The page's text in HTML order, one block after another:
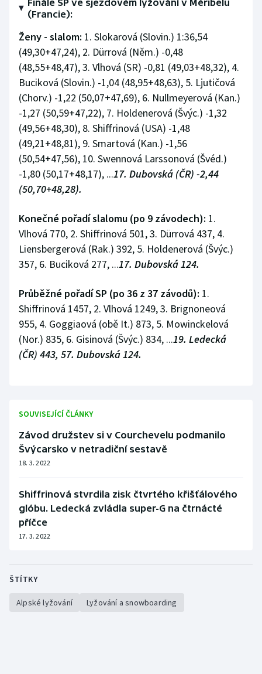
Stolní tenis
Triatlon
Veslování
Vodní slalom
Volejbal
Ostatní
Finále SP ve sjezdovém lyžování v Méribelu
(Francie):
Ženy - slalom: 1. Slokarová (Slovin.) 1:36,54
(49,30+47,24), 2. Dürrová (Něm.) -0,48
(48,55+48,47), 3. Vlhová (SR) -0,81 (49,03+48,32), 4.
Buciková (Slovin.) -1,04 (48,95+48,63), 5. Ljutičová
(Chorv.) -1,22 (50,07+47,69), 6. Nullmeyerová (Kan.)
-1,27 (50,59+47,22), 7. Holdenerová (Švýc.) -1,32
(49,56+48,30), 8. Shiffrinová (USA) -1,48
(49,21+48,81), 9. Smartová (Kan.) -1,56
(50,54+47,56), 10. Swennová Larssonová (Švéd.)
-1,80 (50,17+48,17), ...17. Dubovská (ČR) -2,44
(50,70+48,28).
Konečné pořadí slalomu (po 9 závodech): 1.
Vlhová 770, 2. Shiffrinová 501, 3. Dürrová 437, 4.
Liensbergerová (Rak.) 392, 5. Holdenerová (Švýc.)
357, 6. Buciková 277, ...17. Dubovská 124.
Průběžné pořadí SP (po 36 z 37 závodů): 1.
Shiffrinová 1457, 2. Vlhová 1249, 3. Brignoneová
955, 4. Goggiaová (obě It.) 873, 5. Mowinckelová
(Nor.) 835, 6. Gisinová (Švýc.) 834, ...19. Ledecká
(ČR) 443, 57. Dubovská 124.
SOUVISEJÍCÍ ČLÁNKY
Závod družstev si v Courchevelu podmanilo
Švýcarsko v netradiční sestavě
18. 3. 2022
Shiffrinová stvrdila zisk čtvrtého křišťálového
glóbu. Ledecká zvládla super-G na čtrnácté
příčce
17. 3. 2022
ŠTÍTKY
Alpské lyžování Lyžování a snowboarding